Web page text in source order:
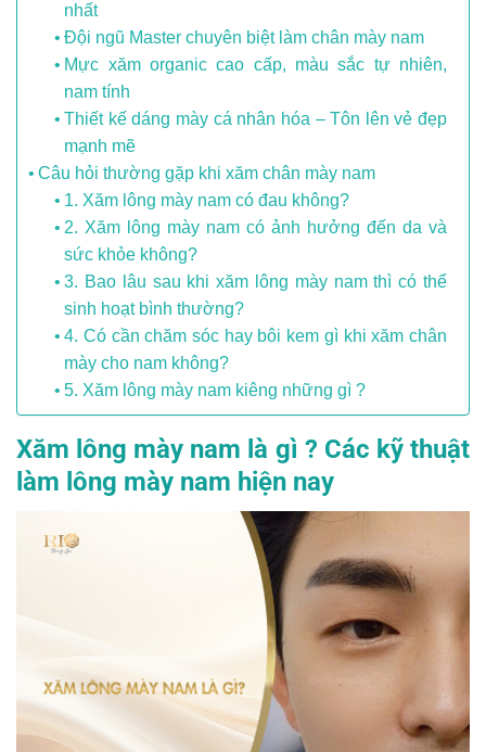
nhất
Đội ngũ Master chuyên biệt làm chân mày nam
Mực xăm organic cao cấp, màu sắc tự nhiên,
nam tính
Thiết kế dáng mày cá nhân hóa – Tôn lên vẻ đẹp
mạnh mẽ
Câu hỏi thường gặp khi xăm chân mày nam
1. Xăm lông mày nam có đau không?
2. Xăm lông mày nam có ảnh hưởng đến da và
sức khỏe không?
3. Bao lâu sau khi xăm lông mày nam thì có thể
sinh hoạt bình thường?
4. Có cần chăm sóc hay bôi kem gì khi xăm chân
mày cho nam không?
5. Xăm lông mày nam kiêng những gì ?
Xăm lông mày nam là gì ? Các kỹ thuật
làm lông mày nam hiện nay